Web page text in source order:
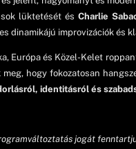
lüktetését ésCharlie
dinamikájú improvizációk és
Európa és Közel-Kelet
hogy fokozatosan
identitásról és
jogát